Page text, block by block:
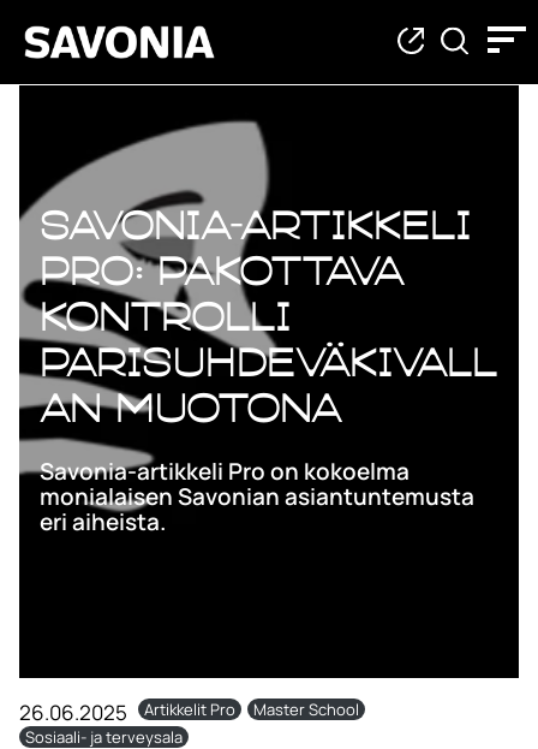
Savonia-artikkeli
Pro: Pakottava
kontrolli
parisuhdeväkivall
an muotona
Savonia-artikkeli Pro on kokoelma
monialaisen Savonian asiantuntemusta
eri aiheista.
26.06.2025 Artikkelit Pro
Master School
Sosiaali- ja terveysala